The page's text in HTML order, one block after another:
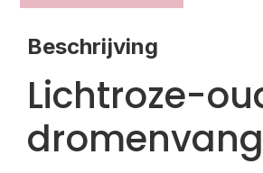
Beschrijving
Lichtroze-